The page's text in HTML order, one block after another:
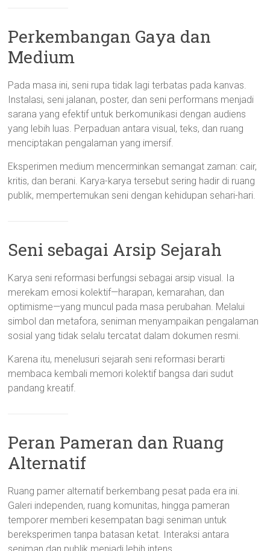
Perkembangan Gaya dan
Medium
Pada masa ini, seni rupa tidak lagi terbatas pada kanvas.
Instalasi, seni jalanan, poster, dan seni performans menjadi
sarana yang efektif untuk berkomunikasi dengan audiens
yang lebih luas. Perpaduan antara visual, teks, dan ruang
menciptakan pengalaman yang imersif.
Eksperimen medium mencerminkan semangat zaman: cair,
kritis, dan berani. Karya-karya tersebut sering hadir di ruang
publik, mempertemukan seni dengan kehidupan sehari-hari.
Seni sebagai Arsip Sejarah
Karya seni reformasi berfungsi sebagai arsip visual. Ia
merekam emosi kolektif—harapan, kemarahan, dan
optimisme—yang muncul pada masa perubahan. Melalui
simbol dan metafora, seniman menyampaikan pengalaman
sosial yang tidak selalu tercatat dalam dokumen resmi.
Karena itu, menelusuri sejarah seni reformasi berarti
membaca kembali memori kolektif bangsa dari sudut
pandang kreatif.
Peran Pameran dan Ruang
Alternatif
Ruang pamer alternatif berkembang pesat pada era ini.
Galeri independen, ruang komunitas, hingga pameran
temporer memberi kesempatan bagi seniman untuk
bereksperimen tanpa batasan ketat. Interaksi antara